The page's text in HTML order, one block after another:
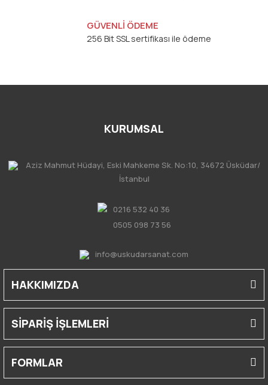
GÜVENLİ ÖDEME
256 Bit SSL sertifikası ile ödeme
KURUMSAL
Aziz Mahmut Hüdayi, Eski Mahkeme Sk. No:10, 34672 Üsküdar/
İstanbul
0216 532 40 36
0505 098 73 56
info@uskudarsanat.com
HAKKIMIZDA
SİPARİŞ İŞLEMLERİ
FORMLAR